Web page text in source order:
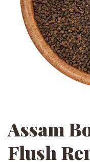
Assam
Flush